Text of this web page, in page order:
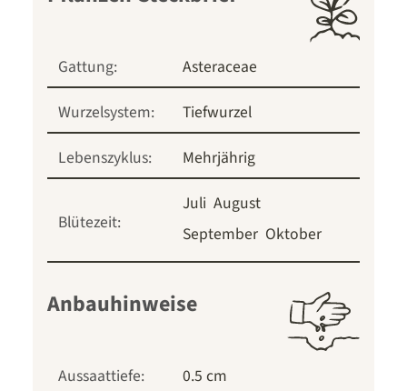
Gattung:
Asteraceae
Wurzelsystem:
Tiefwurzel
Lebenszyklus:
Mehrjährig
Blütezeit:
Juli August
September Oktober
Anbauhinweise
Aussaattiefe: 0.5 cm